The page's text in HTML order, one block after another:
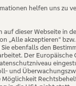
helfen uns zu
dieser Webseite in
„Alle akzeptieren“
ebenfalls den
Der
und